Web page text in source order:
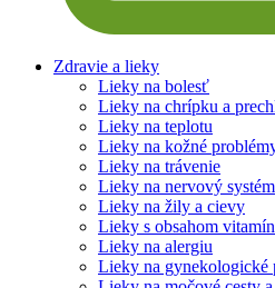
Zdravie a lieky
Lieky na bolesť
Lieky na chrípku a
Lieky na teplotu
Lieky na kožné
Lieky na trávenie
Lieky na nervový systém
Lieky na žily a cievy
Lieky s obsahom
Lieky na alergiu
Lieky na gynekologické